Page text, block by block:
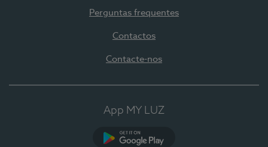
Perguntas frequentes
Contactos
Contacte-nos
App MY LUZ